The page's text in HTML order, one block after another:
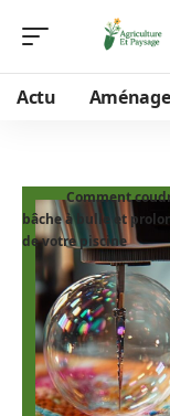
Actu
Comment
bâche à bulle et
de votre piscine